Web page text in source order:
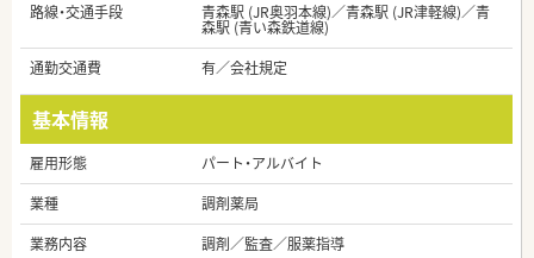
路線・交通手段 青森駅 (JR奥羽本線)／青森駅 (JR津軽線)／青
森駅 (青い森鉄道線)
通勤交通費
有／会社規定
基本情報
雇用形態
パート・アルバイト
業種
調剤薬局
業務内容
調剤／監査／服薬指導